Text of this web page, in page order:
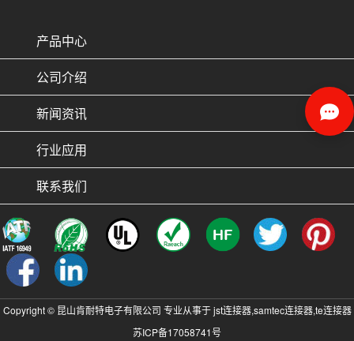
产品中心
公司介绍
新闻资讯
行业应用
联系我们
Copyright © 昆山肯耐特电子有限公司 专业从事于jst连接器,samtec连接器,te连接器
苏ICP备17058741号